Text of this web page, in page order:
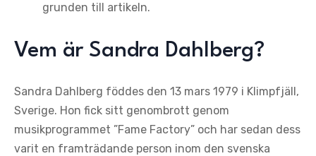
grunden till artikeln.
Vem är Sandra Dahlberg?
Sandra Dahlberg föddes den 13 mars 1979 i Klimpfjäll,
Sverige. Hon fick sitt genombrott genom
musikprogrammet ”Fame Factory” och har sedan dess
varit en framträdande person inom den svenska